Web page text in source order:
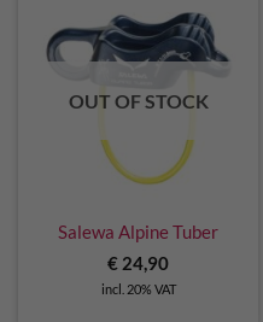
OUT OF STOCK
Salewa Alpine Tuber
€ 24,90
incl. 20% VAT